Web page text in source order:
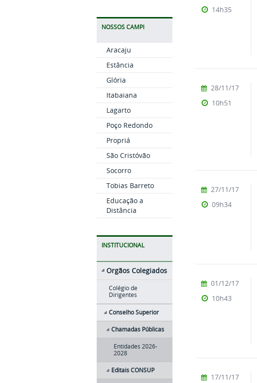
NOSSOS CAMPI
Aracaju
Estância
Glória
Itabaiana
Lagarto
Poço Redondo
Propriá
São Cristóvão
Socorro
Tobias Barreto
Educação a
Distância
INSTITUCIONAL
Orgãos Colegiados
Colégio de
Dirigentes
Conselho Superior
Chamadas Públicas
Entidades 2026-
2028
Editais CONSUP
14h35
28/11/17
10h51
27/11/17
09h34
01/12/17
10h43
17/11/17